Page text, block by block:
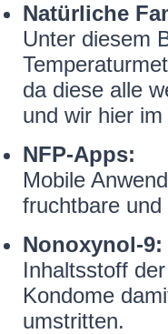
Natürliche
Unter diesem
da diese alle
und wir hier
NFP-Apps:
Mobile
fruchtbare
Nonoxynol-9:
Inhaltsstoff
Kondome
umstritten.